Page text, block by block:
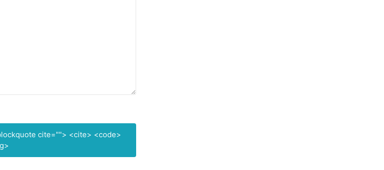
cite=""> <cite> <code>